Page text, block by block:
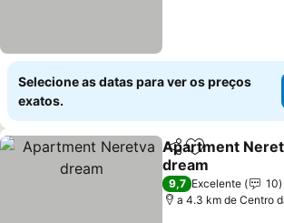
Selecione as datas para ver os preços
exatos.
PartilharAdicionar
Apartment
dream
Ver preços
9,7 Excelente
10
a 4.3 km de Centro